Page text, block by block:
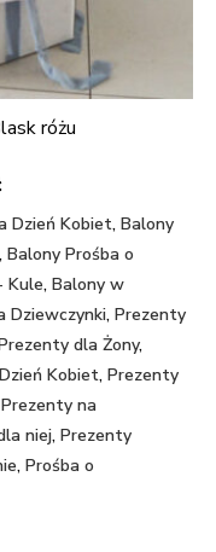
różu
Dzień Kobiet,Balony
,Balony Prośba o
Kule,Balony w
Dziewczynki,Prezenty
dla Żony,
Kobiet,Prezenty
Prezenty na
niej,Prezenty
,Prośba o